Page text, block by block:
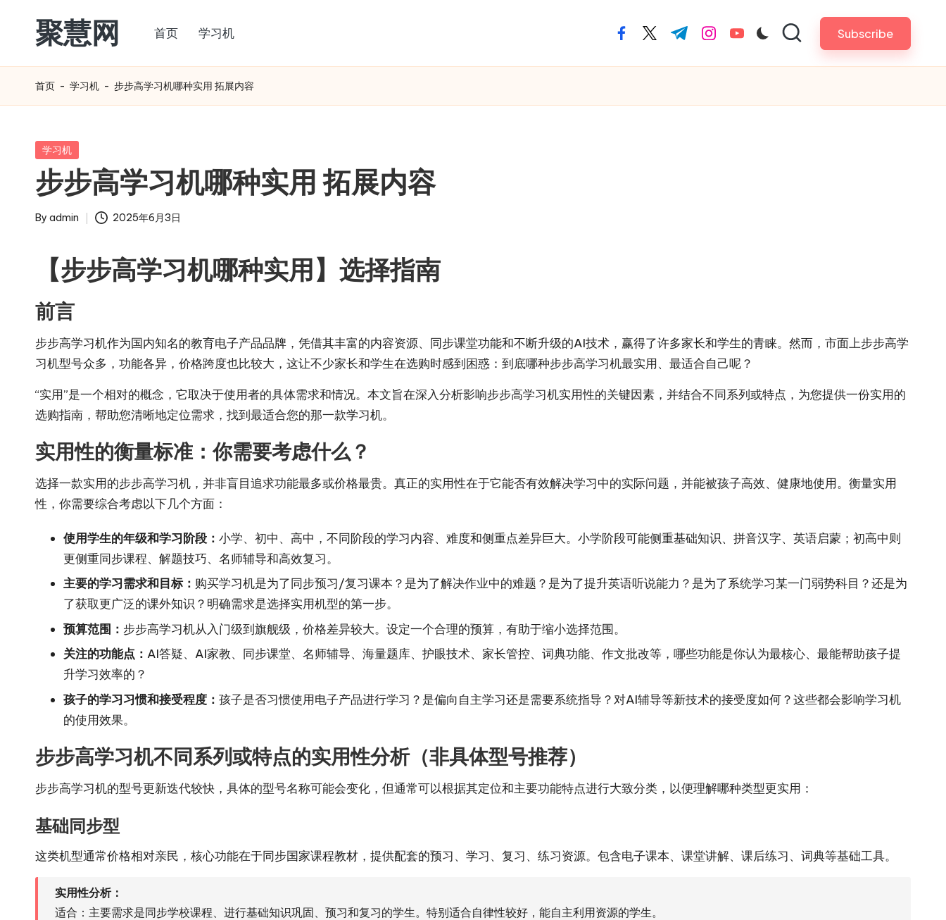
content
聚慧网 首页 学习机 facebook.com
twitter.com
t.me instagram.com
youtube.com Subscribe
首页 - 学习机 - 步步高学习机哪种实用 拓展内容
Posted
学习机
步步高学习机哪种实用 拓展内容
Posted
By admin 2025年6月3日
【步步高学习机哪种实用】选择指南
前言
步步高学习机作为国内知名的教育电子产品品牌，凭借其丰富的内容资源、同步课堂功能和不断升级的AI技术，赢得了许多家长和学生的青睐。然而，市面上步步高学
习机型号众多，功能各异，价格跨度也比较大，这让不少家长和学生在选购时感到困惑：到底哪种步步高学习机最实用、最适合自己呢？
“实用”是一个相对的概念，它取决于使用者的具体需求和情况。本文旨在深入分析影响步步高学习机实用性的关键因素，并结合不同系列或特点，为您提供一份实用的
选购指南，帮助您清晰地定位需求，找到最适合您的那一款学习机。
实用性的衡量标准：你需要考虑什么？
选择一款实用的步步高学习机，并非盲目追求功能最多或价格最贵。真正的实用性在于它能否有效解决学习中的实际问题，并能被孩子高效、健康地使用。衡量实用
性，你需要综合考虑以下几个方面：
使用学生的年级和学习阶段： 小学、初中、高中，不同阶段的学习内容、难度和侧重点差异巨大。小学阶段可能侧重基础知识、拼音汉字、英语启蒙；初高中则
更侧重同步课程、解题技巧、名师辅导和高效复习。
主要的学习需求和目标： 购买学习机是为了同步预习/复习课本？是为了解决作业中的难题？是为了提升英语听说能力？是为了系统学习某一门弱势科目？还是为
了获取更广泛的课外知识？明确需求是选择实用机型的第一步。
预算范围： 步步高学习机从入门级到旗舰级，价格差异较大。设定一个合理的预算，有助于缩小选择范围。
关注的功能点： AI答疑、AI家教、同步课堂、名师辅导、海量题库、护眼技术、家长管控、词典功能、作文批改等，哪些功能是你认为最核心、最能帮助孩子提
升学习效率的？
孩子的学习习惯和接受程度： 孩子是否习惯使用电子产品进行学习？是偏向自主学习还是需要系统指导？对AI辅导等新技术的接受度如何？这些都会影响学习机
的使用效果。
步步高学习机不同系列或特点的实用性分析（非具体型号推荐）
步步高学习机的型号更新迭代较快，具体的型号名称可能会变化，但通常可以根据其定位和主要功能特点进行大致分类，以便理解哪种类型更实用：
基础同步型
这类机型通常价格相对亲民，核心功能在于同步国家课程教材，提供配套的预习、学习、复习、练习资源。包含电子课本、课堂讲解、课后练习、词典等基础工具。
实用性分析：
适合：主要需求是同步学校课程、进行基础知识巩固、预习和复习的学生。特别适合自律性较好，能自主利用资源的学生。